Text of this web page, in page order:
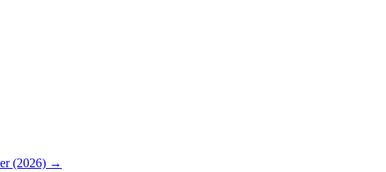
(2026) →